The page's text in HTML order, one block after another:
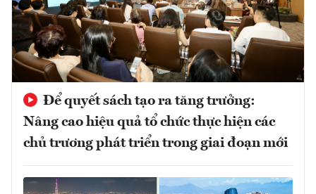
Để quyết sách tạo ra tăng trưởng:
Nâng cao hiệu quả tổ chức thực hiện các
chủ trương phát triển trong giai đoạn mới